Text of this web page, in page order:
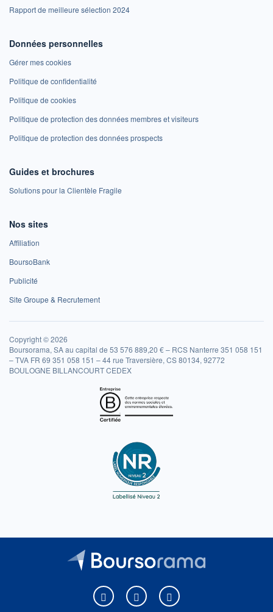
Rapport de meilleure sélection 2024
Données personnelles
Gérer mes cookies
Politique de confidentialité
Politique de cookies
Politique de protection des données membres et visiteurs
Politique de protection des données prospects
Guides et brochures
Solutions pour la Clientèle Fragile
Nos sites
Affiliation
BoursoBank
Publicité
Site Groupe & Recrutement
Copyright © 2026
Boursorama, SA au capital de 53 576 889,20 € – RCS Nanterre 351 058 151
– TVA FR 69 351 058 151 – 44 rue Traversière, CS 80134, 92772
BOULOGNE BILLANCOURT CEDEX
Boursorama sur Facebook
Boursorama sur XBoursorama sur